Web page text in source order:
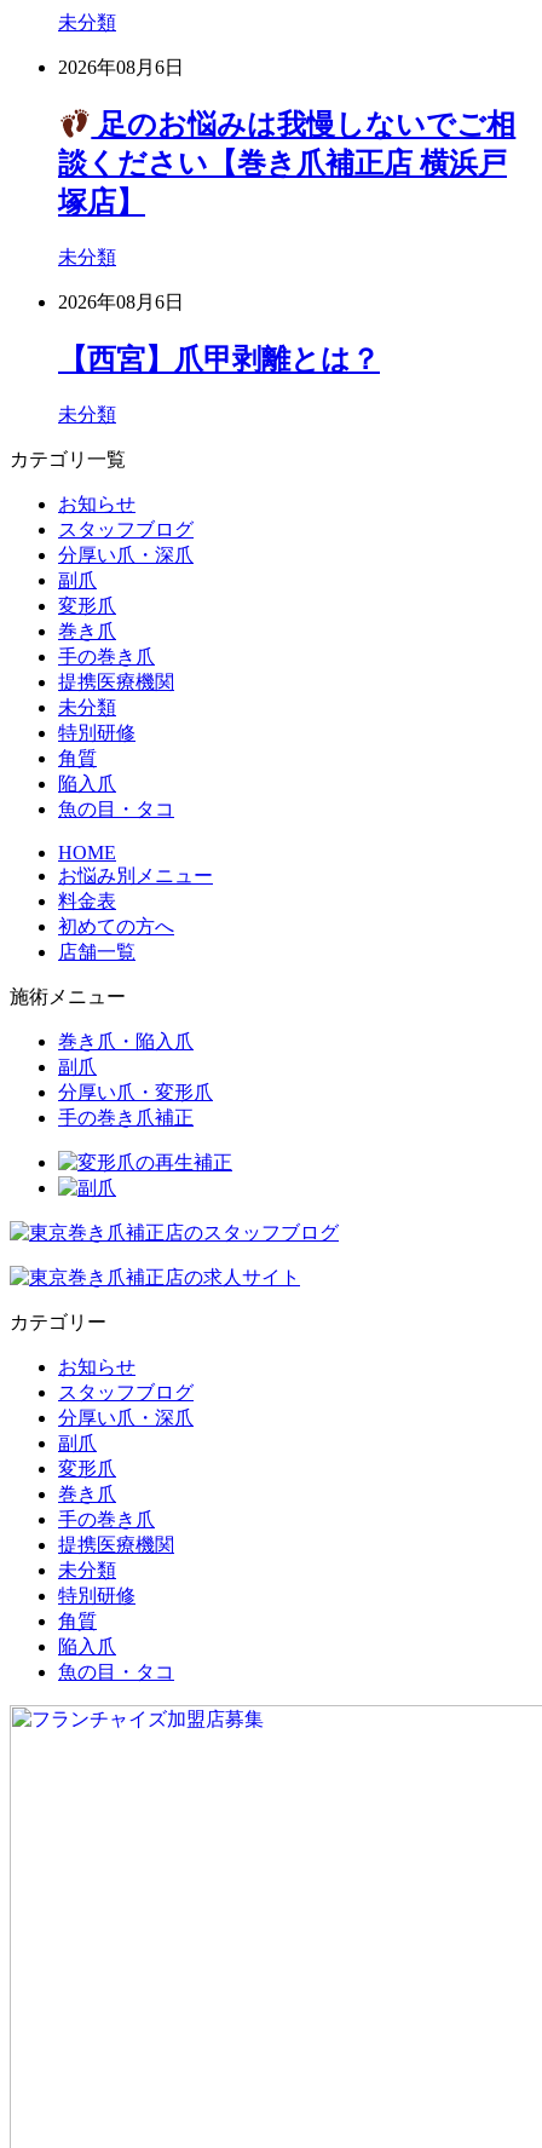
未分類
2026年08月6日
足のお悩みは我慢しないでご相
談ください【巻き爪補正店 横浜戸
塚店】
未分類
2026年08月6日
【西宮】爪甲剥離とは？
未分類
カテゴリ一覧
お知らせ
スタッフブログ
分厚い爪・深爪
副爪
変形爪
巻き爪
手の巻き爪
提携医療機関
未分類
特別研修
角質
陥入爪
魚の目・タコ
HOME
お悩み別メニュー
料金表
初めての方へ
店舗一覧
施術メニュー
巻き爪・陥入爪
副爪
分厚い爪・変形爪
手の巻き爪補正
カテゴリー
お知らせ
スタッフブログ
分厚い爪・深爪
副爪
変形爪
巻き爪
手の巻き爪
提携医療機関
未分類
特別研修
角質
陥入爪
魚の目・タコ